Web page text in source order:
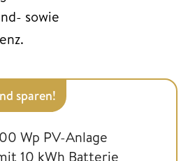
sowie
sparen!